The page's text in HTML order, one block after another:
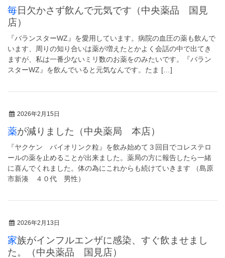
毎日欠かさず飲んで元気です（中央薬品 国見
店）
『バランスターWZ』を愛用しています。病院の血圧の薬も飲んで
います、周りの知り合いは薬が増えたとかよく会話の中で出てき
ますが、私は一番少ないミリ数のお薬をのみたいです。『バラン
スターWZ』を飲んでいると元気なんです。たま […]
2026年2月15日
薬が減りました（中央薬局 本店）
『ヤクケン バイオリンク粒』を飲み始めて３回目でコレステロ
ールの薬を止めることが出来ました。薬局の方に報告したら一緒
に喜んでくれました。体の為にこれからも続けていきます （島原
市新湊 ４０代 男性）
2026年2月13日
家族がインフルエンザに感染、すぐ飲ませまし
た。（中央薬品 国見店）